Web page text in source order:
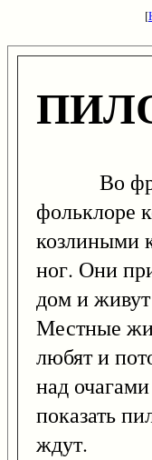
[
Во
фольклоре
козлиными
ног. Они
дом и живут
Местные
любят и
над
показать
ждут.